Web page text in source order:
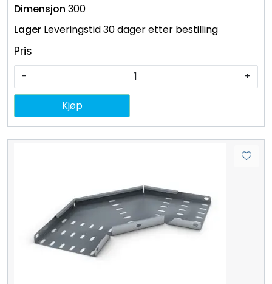
300
Leveringstid 30 dager etter bestilling
Pris
- +
Kjøp